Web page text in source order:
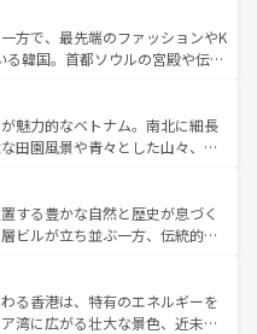
のハワイ情報
てほしい。
実しており、サーフィンやダイ
アウトドア好きにはたまらな
な魅力を存分に味わいつくそ
ある台湾東部など、都市の喧騒
おり、訪れる人に新しい発見と
また、奥深い台湾の食文化も魅
ツなど、バラエティ豊かな料理
、新着の台湾情報は コンテンツ一覧を参
方で、最先端のファッションやK
韓国。首都ソウルの宮殿や伝統
季折々の自然美を楽しむことが
焼肉、絶品のストリートフード
が待っている。夜には、韓国な
国の多彩な魅力を心ゆくまで味
てほしい。 なお、新着の韓国情報はコンテンツ一
魅力的なベトナム。南北に細長
田園風景や青々とした山々、世
づく。ハノイの古い町並みやホ
時代の建物も、独特の雰囲気を
ラエティの豊かさとおいしさで
、ベトナムコーヒーなどは、ぜ
地域を訪れてもあたたかい人々
で、きっと忘れられない旅にな
する豊かな自然と歴史が息づく
ビルが立ち並ぶ一方、伝統的な
部ではチェンマイなどの山岳地
ではプーケットやクラビの美し
楽しむことができる。タイ料理
る香港は、特有のエネルギーを
湾に広がる壮大な景色、近未来